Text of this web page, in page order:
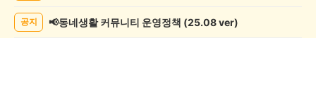
목
공지 📢동네생활 커뮤니티 운영정책 (25.08 ver)